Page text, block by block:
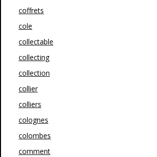
coffrets
cole
collectable
collecting
collection
collier
colliers
colognes
colombes
comment